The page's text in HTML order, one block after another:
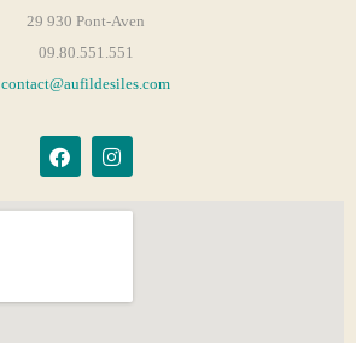
29 930 Pont-Aven
09.80.551.551
contact@aufildesiles.com